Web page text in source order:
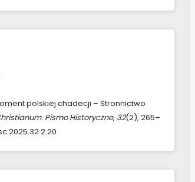
polskiej chadecji – Stronnictwo
Pismo Historyczne, 32(2), 265–